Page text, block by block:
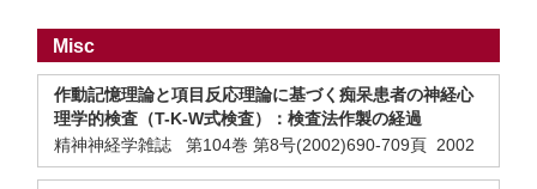
Misc
作動記憶理論と項目反応理論に基づく痴呆患者の神経心
理学的検査（T-K-W式検査）：検査法作製の経過
精神神経学雑誌 第104巻 第8号(2002)690-709頁 2002